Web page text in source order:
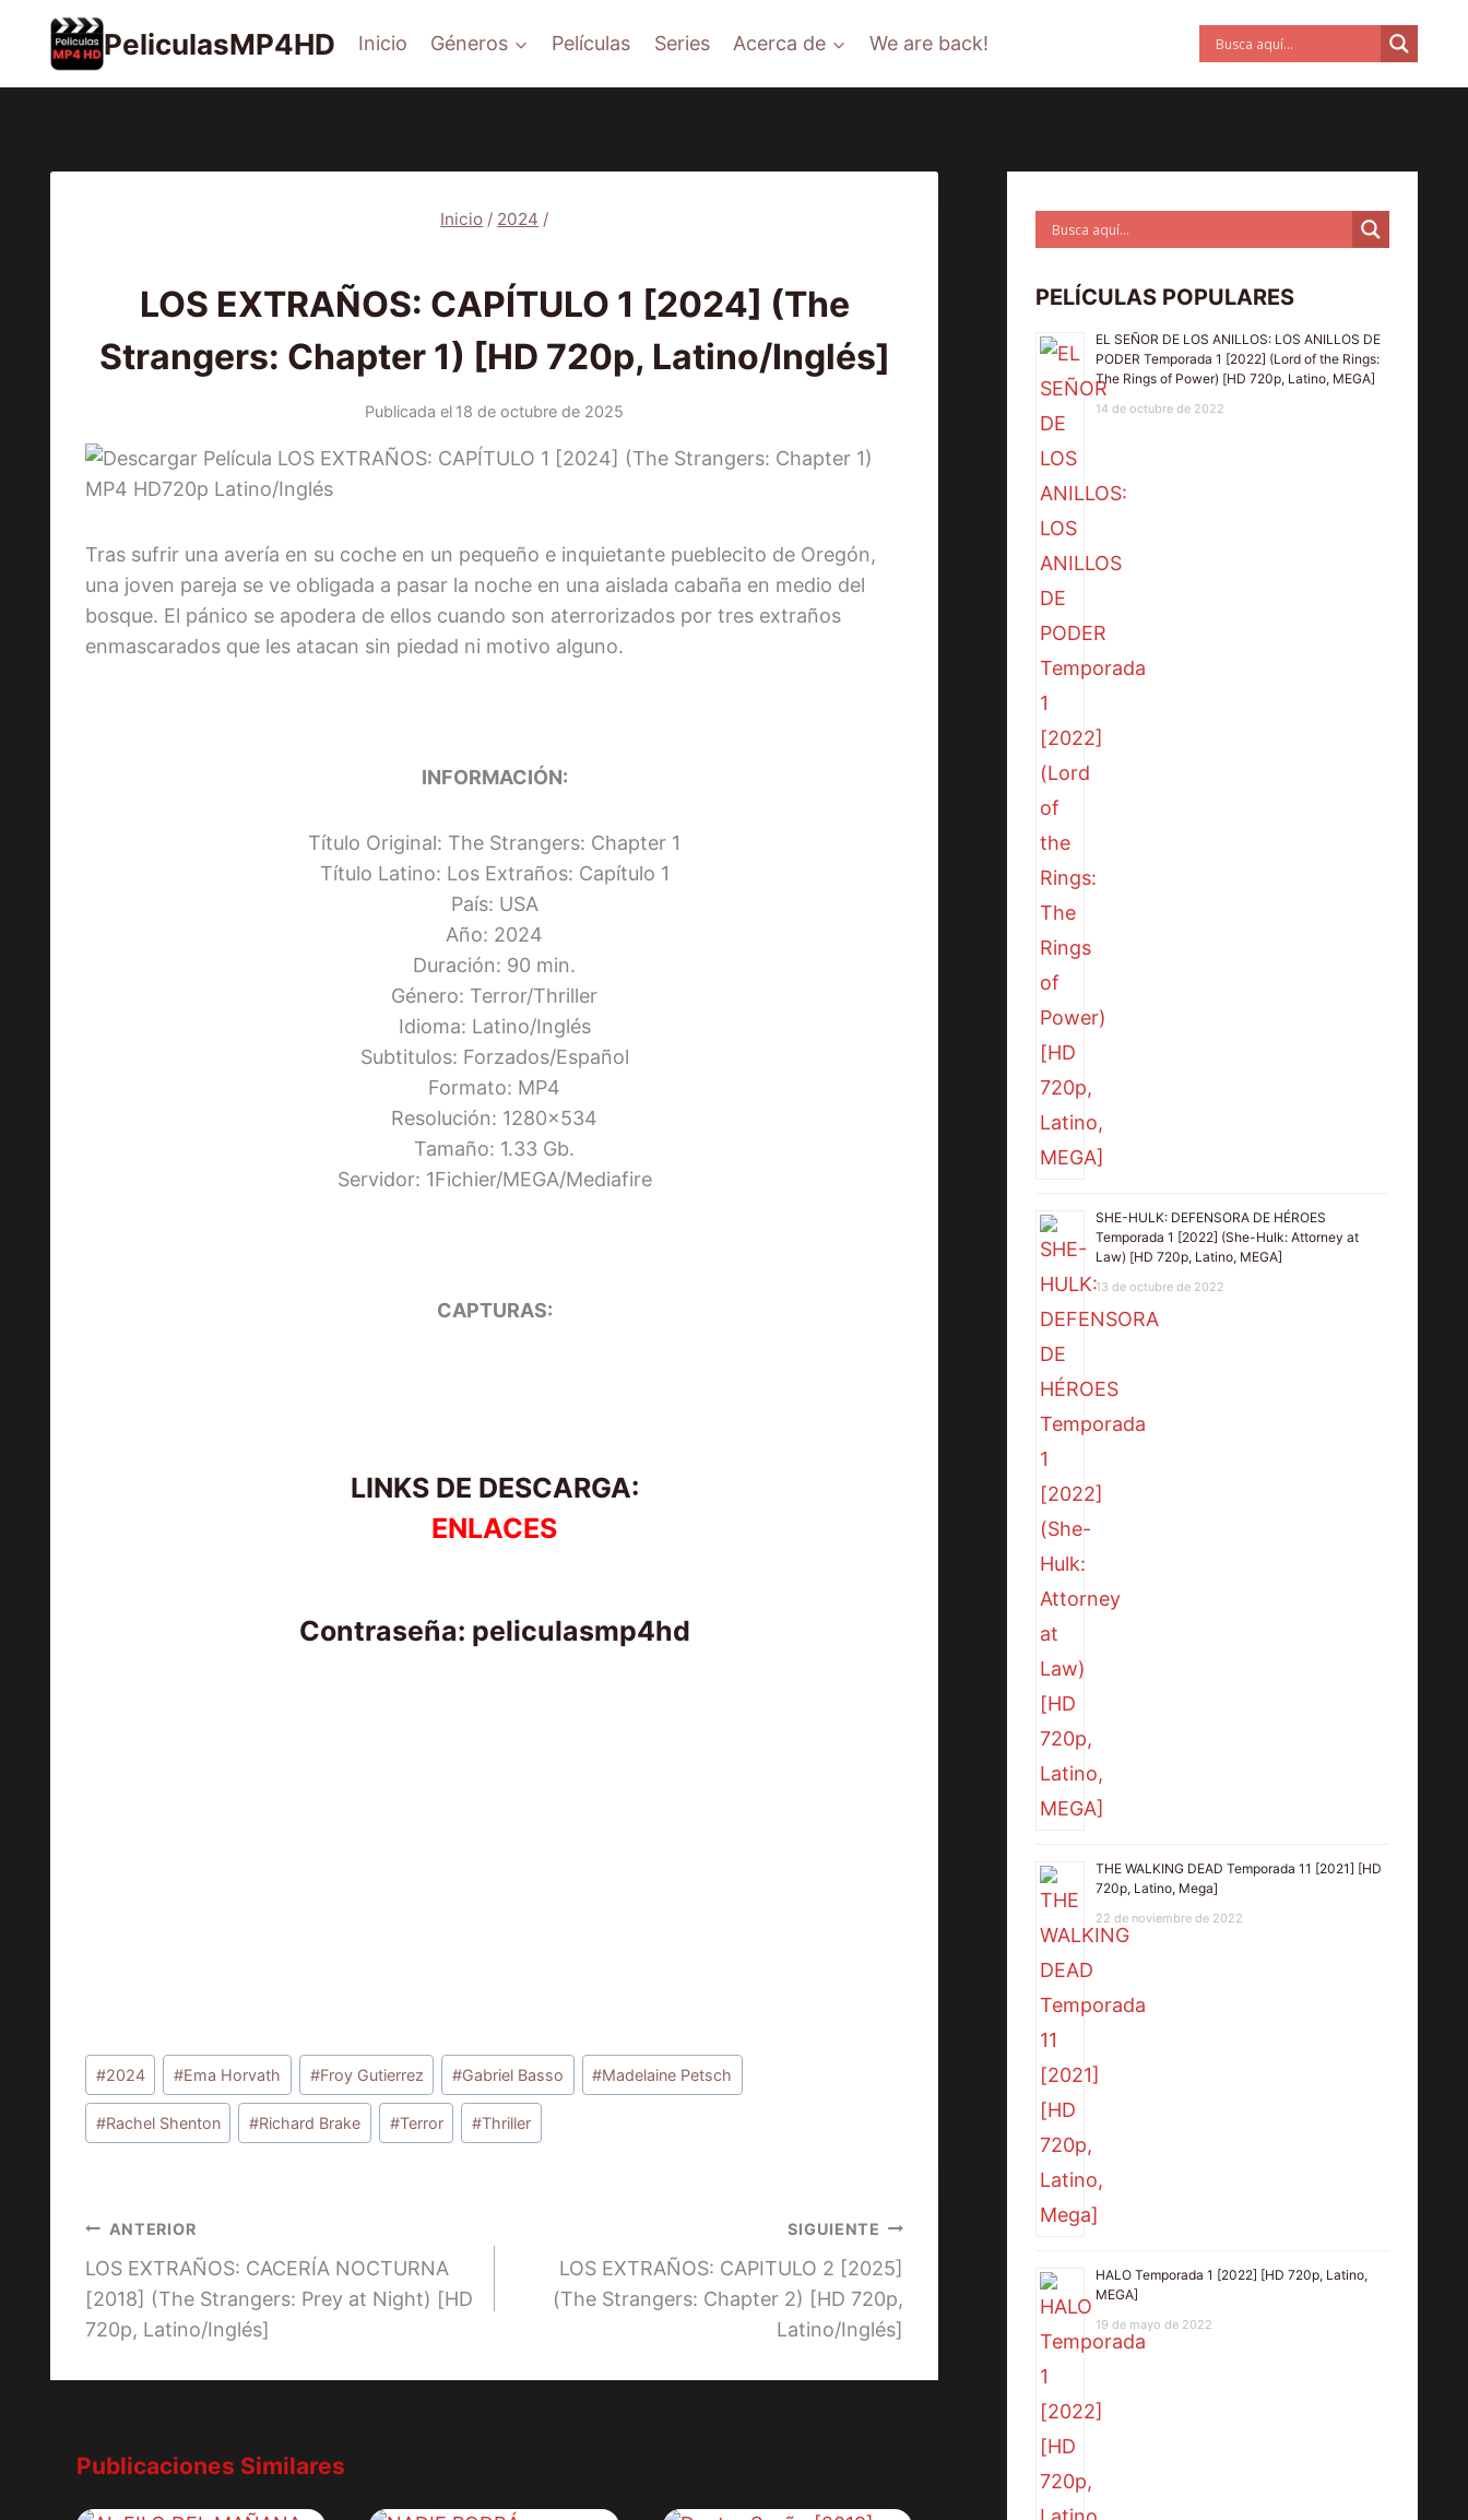
contenido
PeliculasMP4HD Inicio Géneros Películas Series Acerca de We are back!
Inicio / 2024 /
LOS EXTRAÑOS: CAPÍTULO 1 [2024] (The
Strangers: Chapter 1) [HD 720p, Latino/Inglés]
Publicada el 18 de octubre de 2025
Tras sufrir una avería en su coche en un pequeño e inquietante pueblecito de Oregón,
una joven pareja se ve obligada a pasar la noche en una aislada cabaña en medio del
bosque. El pánico se apodera de ellos cuando son aterrorizados por tres extraños
enmascarados que les atacan sin piedad ni motivo alguno.
INFORMACIÓN:
Título Original: The Strangers: Chapter 1
Título Latino: Los Extraños: Capítulo 1
País: USA
Año: 2024
Duración: 90 min.
Género: Terror/Thriller
Idioma: Latino/Inglés
Subtitulos: Forzados/Español
Formato: MP4
Resolución: 1280×534
Tamaño: 1.33 Gb.
Servidor: 1Fichier/MEGA/Mediafire
CAPTURAS:
LINKS DE DESCARGA:
ENLACES
Contraseña: peliculasmp4hd
Etiquetas
de
la
#2024 #Ema Horvath #Froy Gutierrez #Gabriel Basso #Madelaine Petsch
#Rachel Shenton #Richard Brake #Terror #Thriller
Navegación
de
entradas
ANTERIOR
LOS EXTRAÑOS: CACERÍA NOCTURNA
[2018] (The Strangers: Prey at Night) [HD
720p, Latino/Inglés]
SIGUIENTE
LOS EXTRAÑOS: CAPITULO 2 [2025]
(The Strangers: Chapter 2) [HD 720p,
Latino/Inglés]
Publicaciones Similares
PELÍCULAS POPULARES
EL SEÑOR DE LOS ANILLOS: LOS ANILLOS DE
PODER Temporada 1 [2022] (Lord of the Rings:
The Rings of Power) [HD 720p, Latino, MEGA]
14 de octubre de 2022
SHE-HULK: DEFENSORA DE HÉROES
Temporada 1 [2022] (She-Hulk: Attorney at
Law) [HD 720p, Latino, MEGA]
13 de octubre de 2022
THE WALKING DEAD Temporada 11 [2021] [HD
720p, Latino, Mega]
22 de noviembre de 2022
HALO Temporada 1 [2022] [HD 720p, Latino,
MEGA]
19 de mayo de 2022